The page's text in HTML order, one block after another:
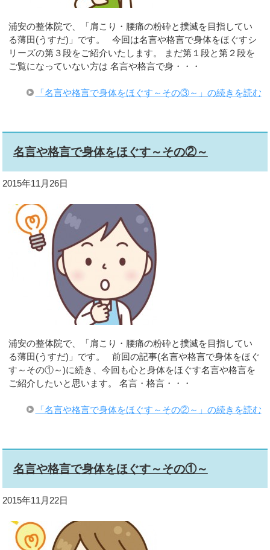
浦安の整体院で、「肩こり・腰痛の粉砕と撲滅を目指してい
る薄田(うすだ)」です。 今回は名言や格言で身体をほぐすシ
リーズの第３段をご紹介いたします。 まだ第１段と第２段を
ご覧になっていない方は 名言や格言で身・・・
「名言や格言で身体をほぐす～その③～」の続きを読む
名言や格言で身体をほぐす～その②～
2015年11月26日
浦安の整体院で、「肩こり・腰痛の粉砕と撲滅を目指してい
る薄田(うすだ)」です。 前回の記事(名言や格言で身体をほぐ
す～その①～)に続き、今回も心と身体をほぐす名言や格言を
ご紹介したいと思います。 名言・格言・・・
「名言や格言で身体をほぐす～その②～」の続きを読む
名言や格言で身体をほぐす～その①～
2015年11月22日